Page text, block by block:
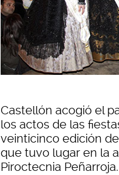
Castellón acogió el
los actos de las
veinticinco edición
que tuvo lugar en la
Piroctecnia